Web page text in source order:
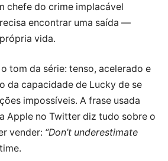
chefe do crime implacável
encontrar uma saída —
vida.
tom da série: tenso, acelerado e
da capacidade de Lucky de se
impossíveis. A frase usada
Apple no Twitter diz tudo sobre o
vender: “Don’t underestimate